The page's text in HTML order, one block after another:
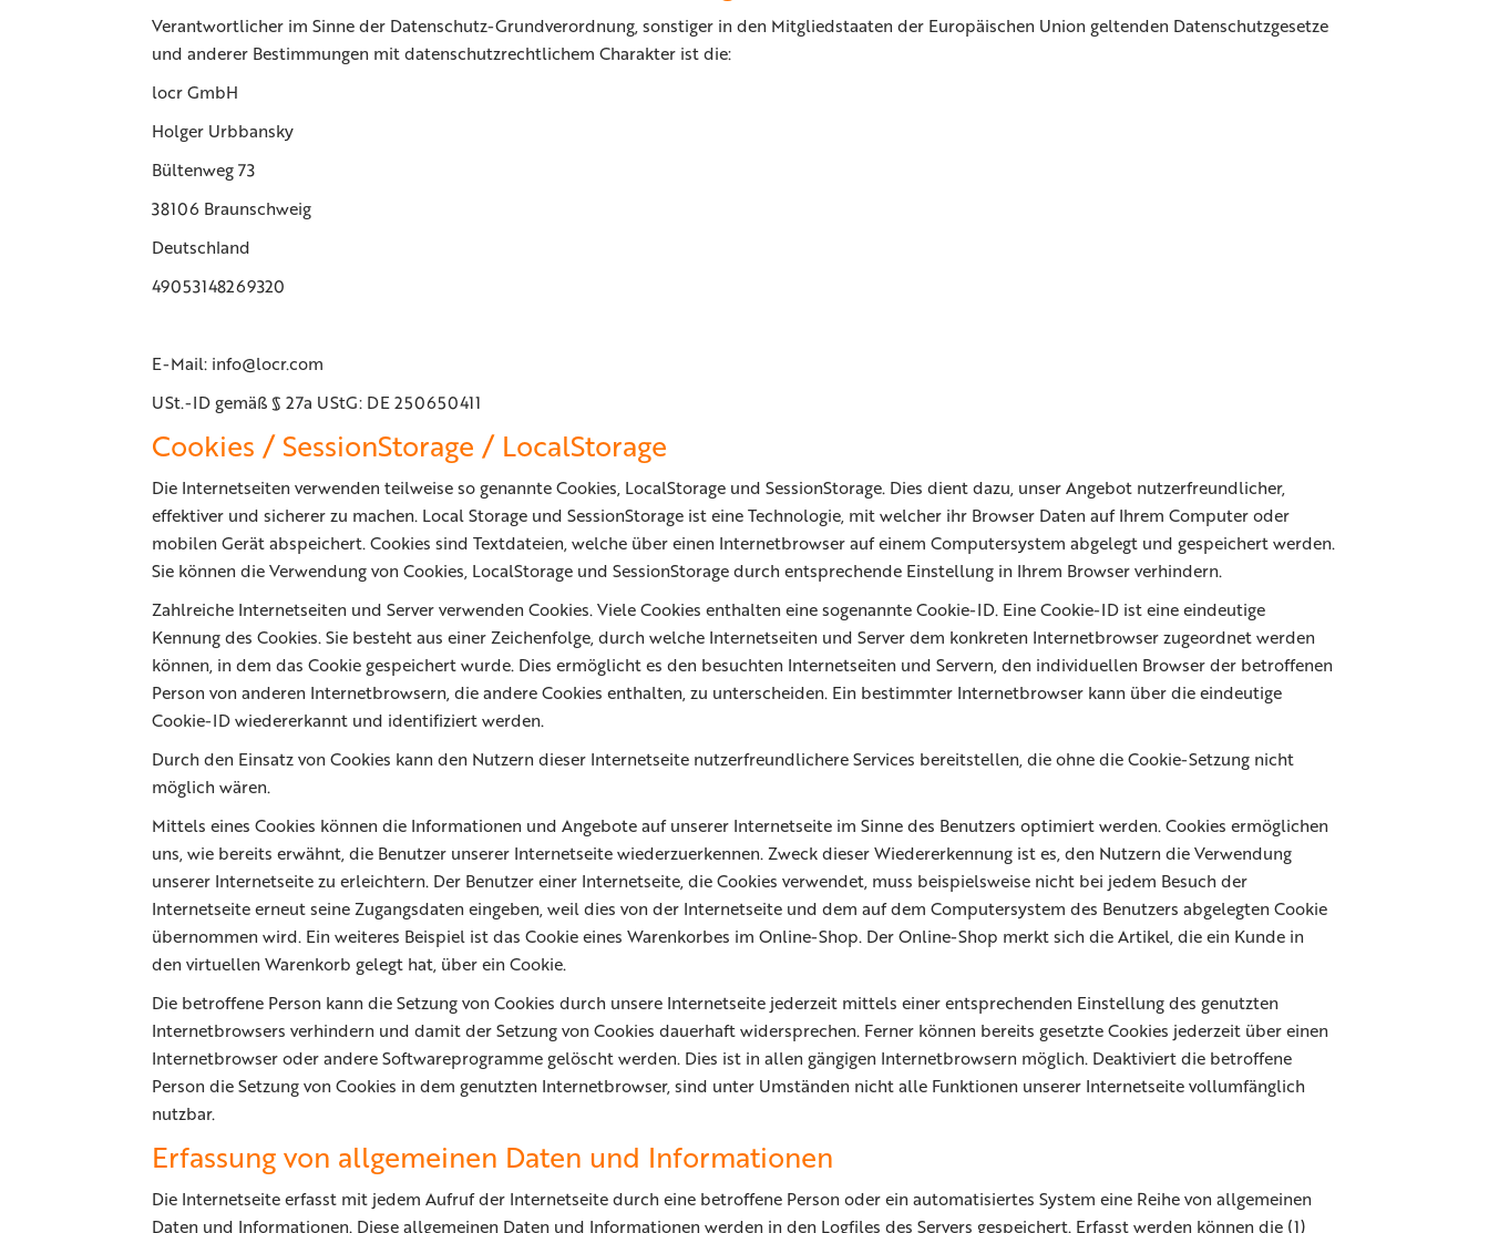
Verantwortlicher im Sinne der Datenschutz-Grundverordnung, sonstiger in den Mitgliedstaaten der Europäischen Union geltenden Datenschutzgesetze
und anderer Bestimmungen mit datenschutzrechtlichem Charakter ist die:
locr GmbH
Holger Urbbansky
Bültenweg 73
38106 Braunschweig
Deutschland
49053148269320
E-Mail: info@locr.com
USt.-ID gemäß § 27a UStG: DE 250650411
Cookies / SessionStorage / LocalStorage
Die Internetseiten verwenden teilweise so genannte Cookies, LocalStorage und SessionStorage. Dies dient dazu, unser Angebot nutzerfreundlicher,
effektiver und sicherer zu machen. Local Storage und SessionStorage ist eine Technologie, mit welcher ihr Browser Daten auf Ihrem Computer oder
mobilen Gerät abspeichert. Cookies sind Textdateien, welche über einen Internetbrowser auf einem Computersystem abgelegt und gespeichert werden.
Sie können die Verwendung von Cookies, LocalStorage und SessionStorage durch entsprechende Einstellung in Ihrem Browser verhindern.
Zahlreiche Internetseiten und Server verwenden Cookies. Viele Cookies enthalten eine sogenannte Cookie-ID. Eine Cookie-ID ist eine eindeutige
Kennung des Cookies. Sie besteht aus einer Zeichenfolge, durch welche Internetseiten und Server dem konkreten Internetbrowser zugeordnet werden
können, in dem das Cookie gespeichert wurde. Dies ermöglicht es den besuchten Internetseiten und Servern, den individuellen Browser der betroffenen
Person von anderen Internetbrowsern, die andere Cookies enthalten, zu unterscheiden. Ein bestimmter Internetbrowser kann über die eindeutige
Cookie-ID wiedererkannt und identifiziert werden.
Durch den Einsatz von Cookies kann den Nutzern dieser Internetseite nutzerfreundlichere Services bereitstellen, die ohne die Cookie-Setzung nicht
möglich wären.
Mittels eines Cookies können die Informationen und Angebote auf unserer Internetseite im Sinne des Benutzers optimiert werden. Cookies ermöglichen
uns, wie bereits erwähnt, die Benutzer unserer Internetseite wiederzuerkennen. Zweck dieser Wiedererkennung ist es, den Nutzern die Verwendung
unserer Internetseite zu erleichtern. Der Benutzer einer Internetseite, die Cookies verwendet, muss beispielsweise nicht bei jedem Besuch der
Internetseite erneut seine Zugangsdaten eingeben, weil dies von der Internetseite und dem auf dem Computersystem des Benutzers abgelegten Cookie
übernommen wird. Ein weiteres Beispiel ist das Cookie eines Warenkorbes im Online-Shop. Der Online-Shop merkt sich die Artikel, die ein Kunde in
den virtuellen Warenkorb gelegt hat, über ein Cookie.
Die betroffene Person kann die Setzung von Cookies durch unsere Internetseite jederzeit mittels einer entsprechenden Einstellung des genutzten
Internetbrowsers verhindern und damit der Setzung von Cookies dauerhaft widersprechen. Ferner können bereits gesetzte Cookies jederzeit über einen
Internetbrowser oder andere Softwareprogramme gelöscht werden. Dies ist in allen gängigen Internetbrowsern möglich. Deaktiviert die betroffene
Person die Setzung von Cookies in dem genutzten Internetbrowser, sind unter Umständen nicht alle Funktionen unserer Internetseite vollumfänglich
nutzbar.
Erfassung von allgemeinen Daten und Informationen
Die Internetseite erfasst mit jedem Aufruf der Internetseite durch eine betroffene Person oder ein automatisiertes System eine Reihe von allgemeinen
Daten und Informationen. Diese allgemeinen Daten und Informationen werden in den Logfiles des Servers gespeichert. Erfasst werden können die (1)